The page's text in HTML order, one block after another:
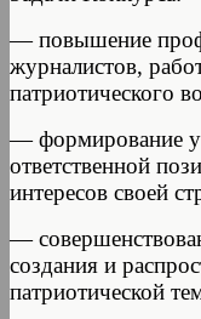
— повышение
журналистов,
патриотического
— формирование у
ответственной
интересов своей
—
создания и
патриотической